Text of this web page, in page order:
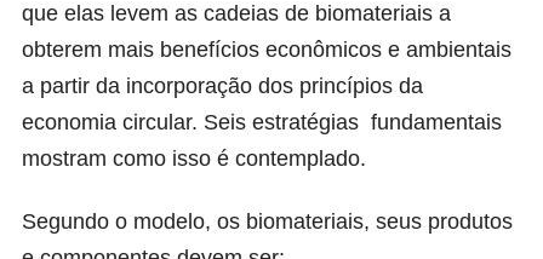
que elas levem as cadeias de biomateriais a
obterem mais benefícios econômicos e ambientais
a partir da incorporação dos princípios da
economia circular. Seis estratégias fundamentais
mostram como isso é contemplado.
Segundo o modelo, os biomateriais, seus produtos